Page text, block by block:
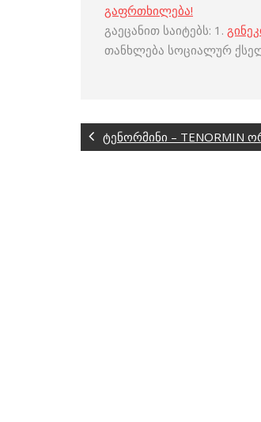
გაფრთხილება!
გაეცანით საიტებს: 1.
თანხლება სოციალურ
ტენორმინი – TENORMIN